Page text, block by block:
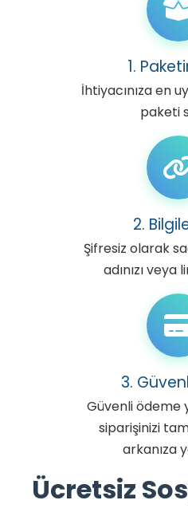
1.
İhtiyacınıza en
paketi
2.
Şifresiz olarak
adınızı veya
3.
Güvenli ödeme
siparişinizi
arkanıza
Ücretsiz